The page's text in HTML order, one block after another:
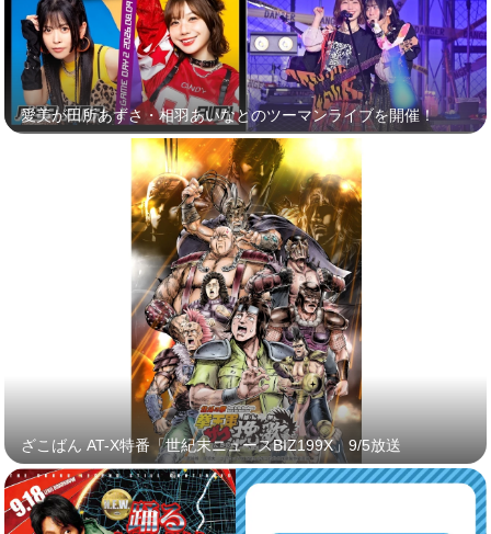
愛美が田所あずさ・相羽あいなとのツーマンライブを開催！
ざこばん AT-X特番「世紀末ニュースBIZ199X」9/5放送